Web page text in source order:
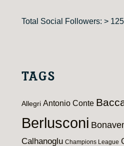
Total Social Followers: >
TAGS
Allegri Antonio Conte
Berlusconi
Calhanoglu Champions League